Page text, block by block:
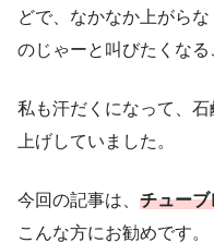
どで、なかなか上がら
のじゃーと叫びたくなる
私も汗だくになって、
上げしていました。
今回の記事は、 チューブ
こんな方にお勧めです。